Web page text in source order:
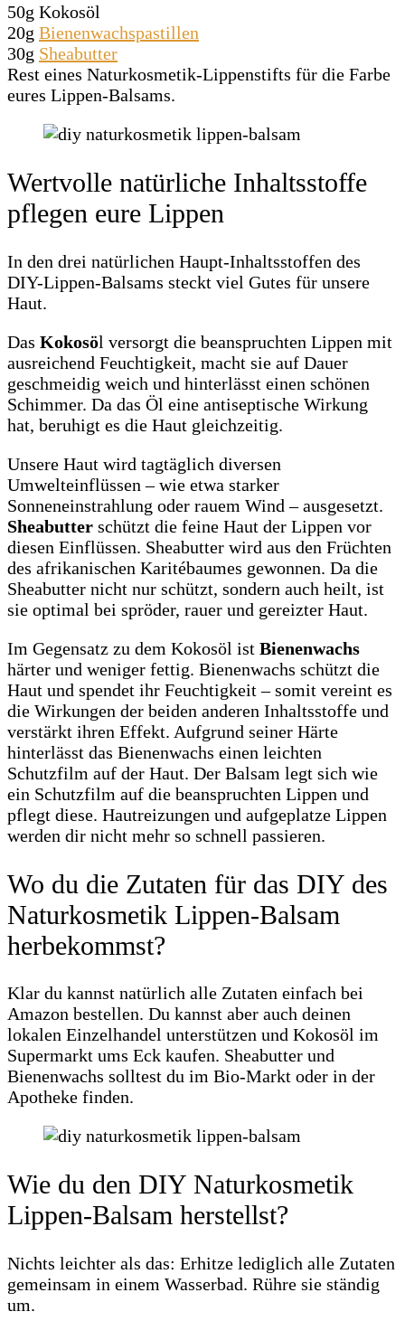
50g Kokosöl
20g Bienenwachspastillen
30g Sheabutter
Rest eines Naturkosmetik-Lippenstifts für die Farbe
eures Lippen-Balsams.
Wertvolle natürliche Inhaltsstoffe
pflegen eure Lippen
In den drei natürlichen Haupt-Inhaltsstoffen des
DIY-Lippen-Balsams steckt viel Gutes für unsere
Haut.
Das Kokosöl versorgt die beanspruchten Lippen mit
ausreichend Feuchtigkeit, macht sie auf Dauer
geschmeidig weich und hinterlässt einen schönen
Schimmer. Da das Öl eine antiseptische Wirkung
hat, beruhigt es die Haut gleichzeitig.
Unsere Haut wird tagtäglich diversen
Umwelteinflüssen – wie etwa starker
Sonneneinstrahlung oder rauem Wind – ausgesetzt.
Sheabutter schützt die feine Haut der Lippen vor
diesen Einflüssen. Sheabutter wird aus den Früchten
des afrikanischen Karitébaumes gewonnen. Da die
Sheabutter nicht nur schützt, sondern auch heilt, ist
sie optimal bei spröder, rauer und gereizter Haut.
Im Gegensatz zu dem Kokosöl ist Bienenwachs
härter und weniger fettig. Bienenwachs schützt die
Haut und spendet ihr Feuchtigkeit – somit vereint es
die Wirkungen der beiden anderen Inhaltsstoffe und
verstärkt ihren Effekt. Aufgrund seiner Härte
hinterlässt das Bienenwachs einen leichten
Schutzfilm auf der Haut. Der Balsam legt sich wie
ein Schutzfilm auf die beanspruchten Lippen und
pflegt diese. Hautreizungen und aufgeplatze Lippen
werden dir nicht mehr so schnell passieren.
Wo du die Zutaten für das DIY des
Naturkosmetik Lippen-Balsam
herbekommst?
Klar du kannst natürlich alle Zutaten einfach bei
Amazon bestellen. Du kannst aber auch deinen
lokalen Einzelhandel unterstützen und Kokosöl im
Supermarkt ums Eck kaufen. Sheabutter und
Bienenwachs solltest du im Bio-Markt oder in der
Apotheke finden.
Wie du den DIY Naturkosmetik
Lippen-Balsam herstellst?
Nichts leichter als das: Erhitze lediglich alle Zutaten
gemeinsam in einem Wasserbad. Rühre sie ständig
um.